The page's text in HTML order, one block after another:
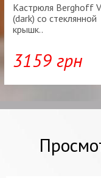
Кастрюля Berghoff
(dark) со стеклянной
крышк..
3159 грн